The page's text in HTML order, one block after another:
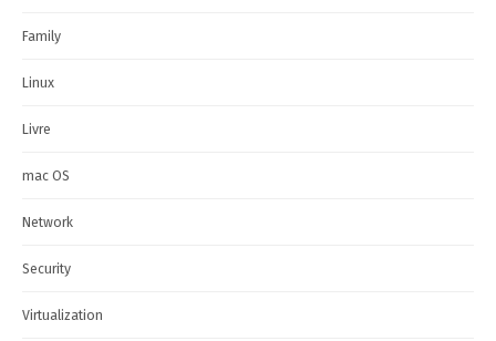
Family
Linux
Livre
mac OS
Network
Security
Virtualization